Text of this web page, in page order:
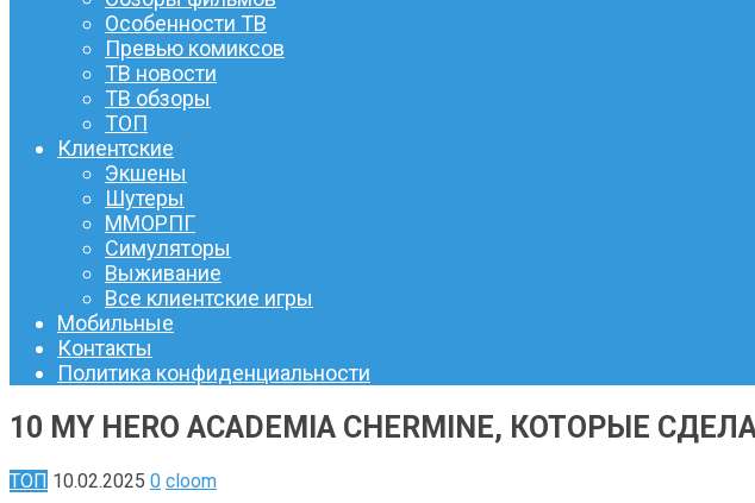
Особенности ТВ
Превью комиксов
ТВ новости
ТВ обзоры
ТОП
Клиентские
Экшены
Шутеры
ММОРПГ
Симуляторы
Выживание
Все клиентские игры
Мобильные
Контакты
Политика конфиденциальности
10 MY HERO ACADEMIA CHERMINE, КОТОРЫЕ
ТОП 10.02.2025 0 cloom